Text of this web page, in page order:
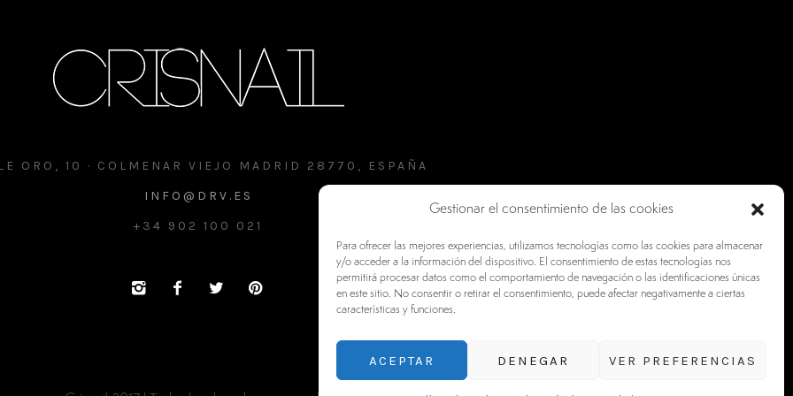
Gestionar el consentimiento de las cookies
Para ofrecer las mejores experiencias, utilizamos tecnologías como las cookies para almacenar
y/o acceder a la información del dispositivo. El consentimiento de estas tecnologías nos
permitirá procesar datos como el comportamiento de navegación o las identificaciones únicas
en este sitio. No consentir o retirar el consentimiento, puede afectar negativamente a ciertas
características y funciones.
ACEPTAR DENEGAR VER PREFERENCIAS
ORO, 10 · COLMENAR VIEJO MADRID 28770, ESPAÑA
INFO@DRV.ES
+34 902 100 021